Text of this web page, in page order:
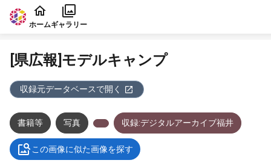
本文に飛ぶ
ホームギャラリー
[県広報]モデルキャンプ
収録元データベースで開く
書籍等 写真 収録:デジタルアーカイブ福井
この画像に似た画像を探す